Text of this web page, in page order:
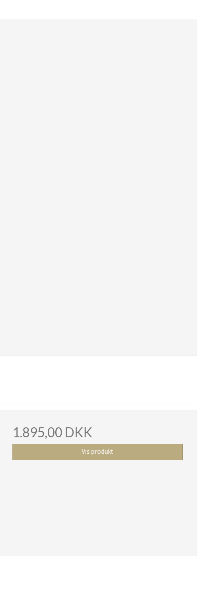
1.895,00 DKK
Vis produkt